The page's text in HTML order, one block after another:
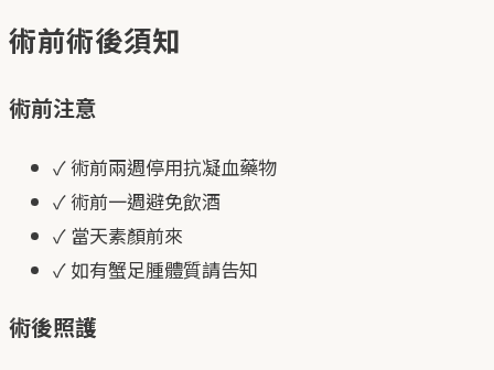
術前術後須知
術前注意
✓術前兩週停用抗凝血藥物
✓術前一週避免飲酒
✓ 當天素顏前來
✓ 如有蟹足腫體質請告知
術後照護